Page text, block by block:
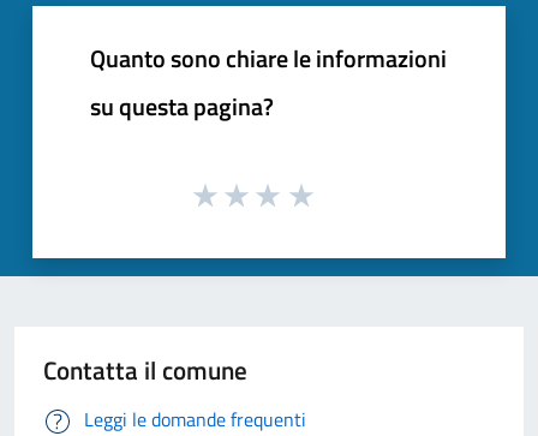
Quanto sono chiare le informazioni
su questa pagina?
Contatta il comune
Leggi le domande frequenti